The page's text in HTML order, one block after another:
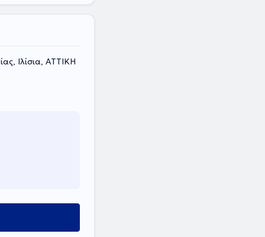
Ιλίσια, ΑΤΤΙΚΗ